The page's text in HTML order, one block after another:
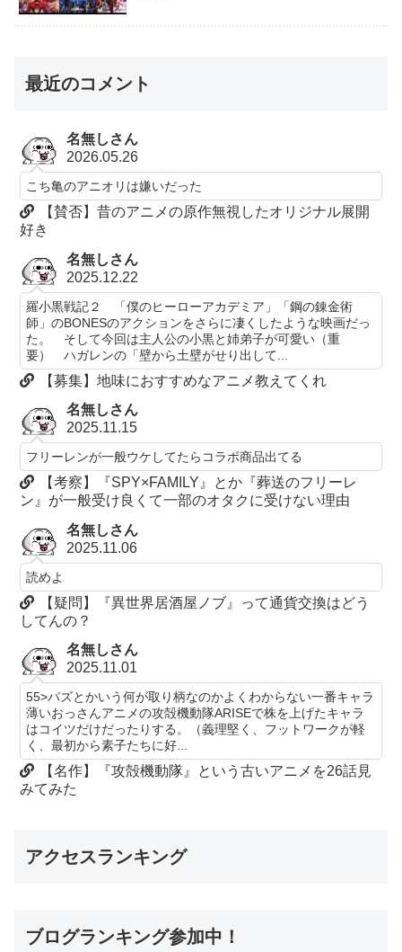
最近のコメント
名無しさん
2026.05.26
こち亀のアニオリは嫌いだった
【賛否】昔のアニメの原作無視したオリジナル展開
好き
名無しさん
2025.12.22
羅小黒戦記２ 「僕のヒーローアカデミア」「鋼の錬金術
師」のBONESのアクションをさらに凄くしたような映画だっ
た。 そして今回は主人公の小黒と姉弟子が可愛い（重
要） ハガレンの「壁から土壁がせり出して...
【募集】地味におすすめなアニメ教えてくれ
名無しさん
2025.11.15
フリーレンが一般ウケしてたらコラボ商品出てる
【考察】『SPY×FAMILY』とか『葬送のフリーレ
ン』が一般受け良くて一部のオタクに受けない理由
名無しさん
2025.11.06
読めよ
【疑問】『異世界居酒屋ノブ』って通貨交換はどう
してんの？
名無しさん
2025.11.01
55>パズとかいう何が取り柄なのかよくわからない一番キャラ
薄いおっさんアニメの攻殻機動隊ARISEで株を上げたキャラ
はコイツだけだったりする。（義理堅く、フットワークが軽
く、最初から素子たちに好...
【名作】『攻殻機動隊』という古いアニメを26話見
みてみた
アクセスランキング
ブログランキング参加中！